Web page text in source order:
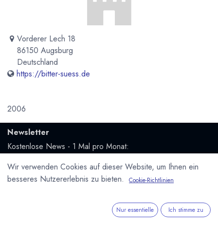
Vorderer Lech 18
86150 Augsburg
Deutschland
https://bitter-suess.de
2006
Newsletter
Kostenlose News - 1 Mal pro Monat:
Abonnieren
Datenschutzerklärung&
Wir verwenden Cookies auf dieser Website, um Ihnen ein
besseres Nutzererlebnis zu bieten.
Cookie-Richtlinien
Nur essentielle Ich stimme zu